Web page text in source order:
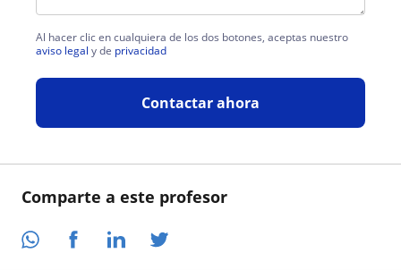
Comparte a este profesor
Al hacer clic en cualquiera de los dos botones, aceptas nuestro
aviso legal y de privacidad
Contactar ahora